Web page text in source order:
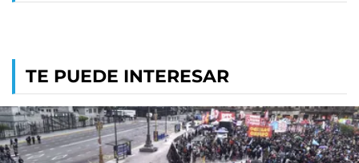
TE PUEDE INTERESAR